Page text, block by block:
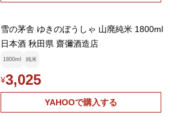
雪の茅舎 ゆきのぼうしゃ 山廃純米 1800ml
日本酒 秋田県 齋彌酒造店
1800ml 純米
¥3,025
YAHOOで購入する